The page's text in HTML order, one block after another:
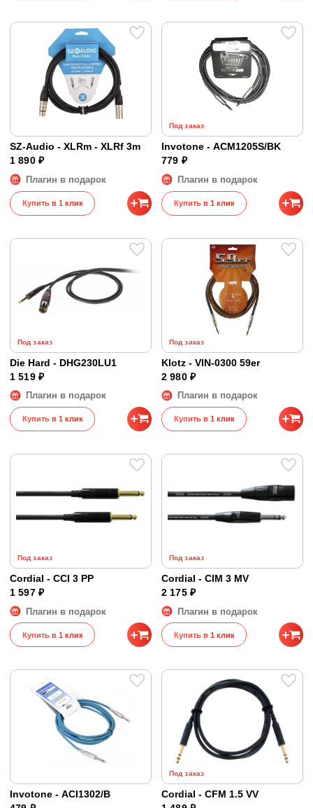
SZ-Audio - XLRm - XLRf 3m
1 890 ₽
Плагин в подарок
Купить в 1 клик
Под заказ
Invotone - ACM1205S/BK
779 ₽
Плагин в подарок
Купить в 1 клик
Под заказ
Die Hard - DHG230LU1
1 519 ₽
Плагин в подарок
Купить в 1 клик
Под заказ
Klotz - VIN-0300 59er
2 980 ₽
Плагин в подарок
Купить в 1 клик
Под заказ
Cordial - CCI 3 PP
1 597 ₽
Плагин в подарок
Купить в 1 клик
Под заказ
Cordial - CIM 3 MV
2 175 ₽
Плагин в подарок
Купить в 1 клик
Invotone - ACI1302/B
Под заказ
Cordial - CFM 1.5 VV